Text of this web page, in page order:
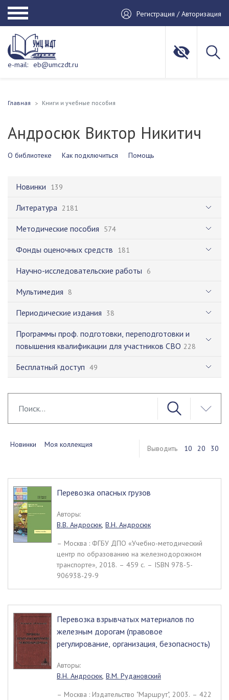
Регистрация / Авторизация
e-mail: eb@umczdt.ru
Главная Книги и учебные пособия
Андросюк Виктор Никитич
О библиотеке Как подключиться Помощь
Новинки 139
Литература 2181
Методические пособия 574
Фонды оценочных средств 181
Научно-исследовательские работы 6
Мультимедия 8
Периодические издания 38
Программы проф. подготовки, переподготовки и
повышения квалификации для участников СВО 228
Бесплатный доступ 49
Новинки Моя коллекция Выводить 10 20 30
Перевозка опасных грузов
Авторы:
В.В. Андросюк, В.Н. Андросюк
– Москва : ФГБУ ДПО «Учебно-методический
центр по образованию на железнодорожном
транспорте», 2018. – 459 c. – ISBN 978-5-
906938-29-9
Перевозка взрывчатых материалов по
железным дорогам (правовое
регулирование, организация, безопасность)
Авторы:
В.Н. Андросюк, В.М. Рудановский
– Москва : Издательство "Маршрут", 2003. – 422